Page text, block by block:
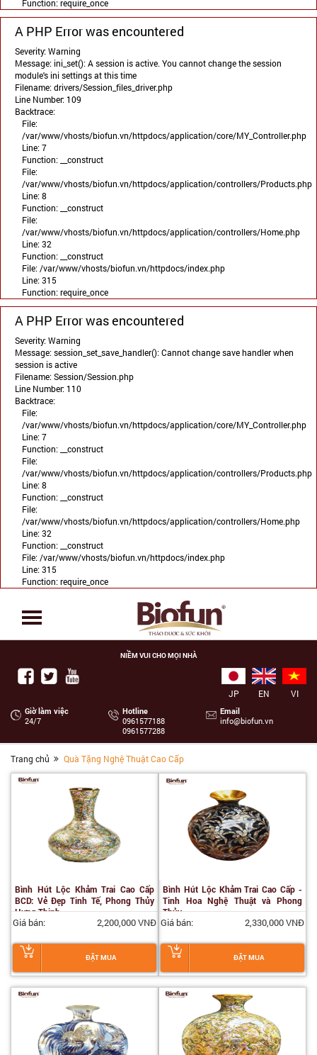
Function: require_once
A PHP Error was encountered
Severity: Warning
Message: ini_set(): A session is active. You cannot change the session
module's ini settings at this time
Filename: drivers/Session_files_driver.php
Line Number: 109
Backtrace:
File:
/var/www/vhosts/biofun.vn/httpdocs/application/core/MY_Controller.php
Line: 7
Function: __construct
File:
/var/www/vhosts/biofun.vn/httpdocs/application/controllers/Products.php
Line: 8
Function: __construct
File:
/var/www/vhosts/biofun.vn/httpdocs/application/controllers/Home.php
Line: 32
Function: __construct
File: /var/www/vhosts/biofun.vn/httpdocs/index.php
Line: 315
Function: require_once
A PHP Error was encountered
Severity: Warning
Message: session_set_save_handler(): Cannot change save handler when
session is active
Filename: Session/Session.php
Line Number: 110
Backtrace:
File:
/var/www/vhosts/biofun.vn/httpdocs/application/core/MY_Controller.php
Line: 7
Function: __construct
File:
/var/www/vhosts/biofun.vn/httpdocs/application/controllers/Products.php
Line: 8
Function: __construct
File:
/var/www/vhosts/biofun.vn/httpdocs/application/controllers/Home.php
Line: 32
Function: __construct
File: /var/www/vhosts/biofun.vn/httpdocs/index.php
Line: 315
Function: require_once
NIỀM VUI CHO MỌI NHÀ
VI
EN
JP
Giờ làm việc
24/7
Hotline
‭0961577188
0961577288
Email
info@biofun.vn
Trang chủ Quà Tặng Nghệ Thuật Cao Cấp
Bình Hút Lộc Khảm Trai Cao Cấp
BCD: Vẻ Đẹp Tinh Tế, Phong Thủy
Hưng Thịnh
Giá bán: 2,200,000 VNĐ
ĐẶT MUA
Bình Hút Lộc Khảm Trai Cao Cấp -
Tinh Hoa Nghệ Thuật và Phong
Thủy
Giá bán: 2,330,000 VNĐ
ĐẶT MUA